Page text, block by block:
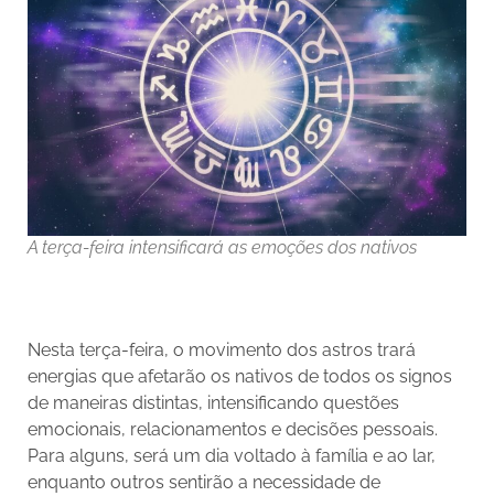
A terça-feira intensificará as emoções dos nativos
Nesta terça-feira, o movimento dos astros trará
energias que afetarão os nativos de todos os signos
de maneiras distintas, intensificando questões
emocionais, relacionamentos e decisões pessoais.
Para alguns, será um dia voltado à família e ao lar,
enquanto outros sentirão a necessidade de